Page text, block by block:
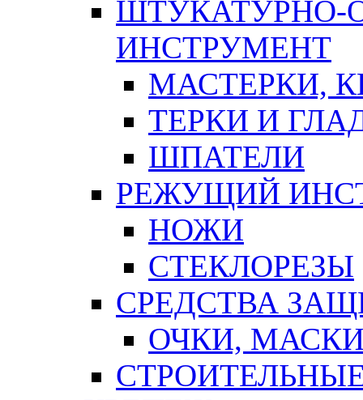
ШТУКАТУРНО-
ИНСТРУМЕНТ
МАСТЕРКИ,
ТЕРКИ И
ШПАТЕЛИ
РЕЖУЩИЙ
НОЖИ
СТЕКЛОРЕЗЫ
СРЕДСТВА
ОЧКИ,